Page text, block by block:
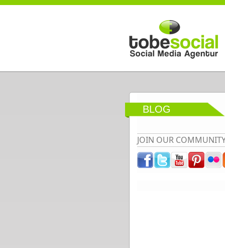
Direkt zum Inhalt
BLOG
JOIN OUR